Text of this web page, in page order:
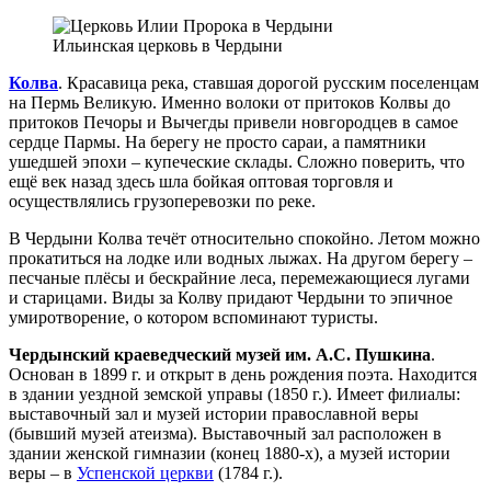
Ильинская церковь в Чердыни
Колва. Красавица река, ставшая дорогой русским поселенцам
на Пермь Великую. Именно волоки от притоков Колвы до
притоков Печоры и Вычегды привели новгородцев в самое
сердце Пармы. На берегу не просто сараи, а памятники
ушедшей эпохи – купеческие склады. Сложно поверить, что
ещё век назад здесь шла бойкая оптовая торговля и
осуществлялись грузоперевозки по реке.
В Чердыни Колва течёт относительно спокойно. Летом можно
прокатиться на лодке или водных лыжах. На другом берегу –
песчаные плёсы и бескрайние леса, перемежающиеся лугами
и старицами. Виды за Колву придают Чердыни то эпичное
умиротворение, о котором вспоминают туристы.
Чердынский краеведческий музей им. А.С. Пушкина.
Основан в 1899 г. и открыт в день рождения поэта. Находится
в здании уездной земской управы (1850 г.). Имеет филиалы:
выставочный зал и музей истории православной веры
(бывший музей атеизма). Выставочный зал расположен в
здании женской гимназии (конец 1880-х), а музей истории
веры – в Успенской церкви (1784 г.).